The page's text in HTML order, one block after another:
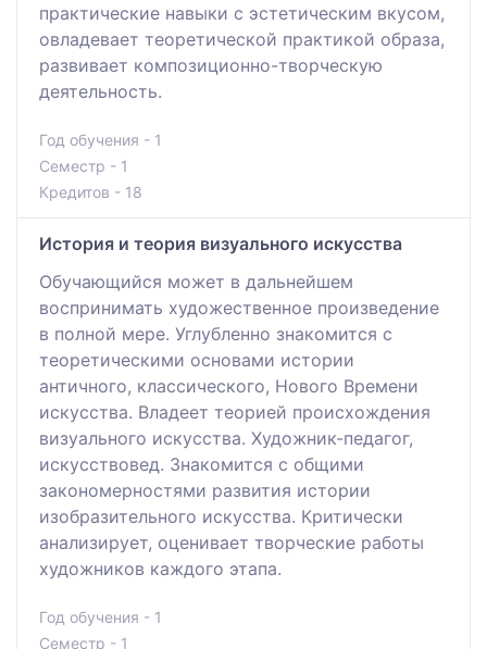
практические навыки с эстетическим вкусом,
овладевает теоретической практикой образа,
развивает композиционно-творческую
деятельность.
Год обучения - 1
Семестр - 1
Кредитов - 18
История и теория визуального искусства
Обучающийся может в дальнейшем
воспринимать художественное произведение
в полной мере. Углубленно знакомится с
теоретическими основами истории
античного, классического, Нового Времени
искусства. Владеет теорией происхождения
визуального искусства. Художник-педагог,
искусствовед. Знакомится с общими
закономерностями развития истории
изобразительного искусства. Критически
анализирует, оценивает творческие работы
художников каждого этапа.
Год обучения - 1
Семестр - 1